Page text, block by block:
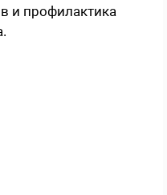
и профилактика